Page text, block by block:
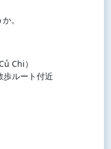
。
Chi）
歩ルート付近